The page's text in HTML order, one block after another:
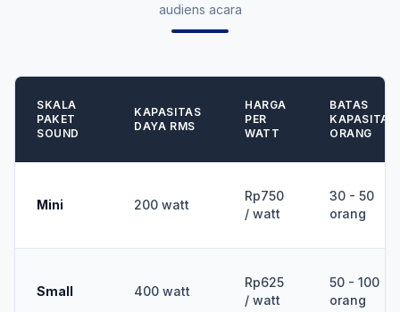
audiens acara
SKALA
PAKET
SOUND
KAPASITAS
DAYA RMS
HARGA
PER
WATT
BATAS
KAPASITAS
ORANG
Mini 200 watt
Rp750
/ watt
30 - 50
orang
Small 400 watt
Rp625
/ watt
50 - 100
orang